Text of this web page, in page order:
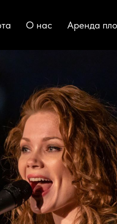
О нас Аренда